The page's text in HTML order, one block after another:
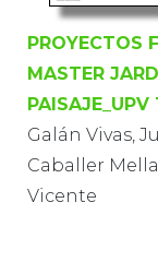
PROYECTOS
MASTER
PAISAJE_UPV
Galán Vivas,
Caballer
Vicente